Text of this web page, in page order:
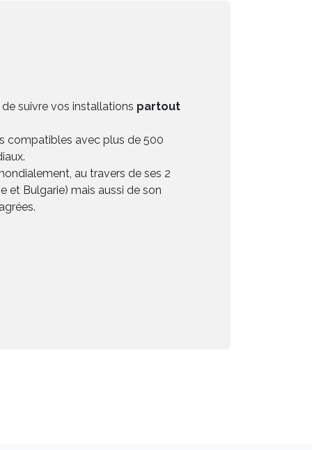
suivre vos installations partout
compatibles avec plus de 500
au travers de ses 2
et Bulgarie) mais aussi de son